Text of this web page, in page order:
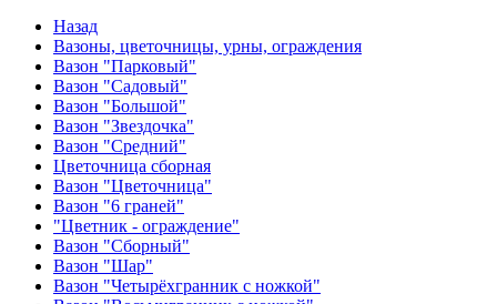
Назад
Вазоны, цветочницы, урны, ограждения
Вазон "Парковый"
Вазон "Садовый"
Вазон "Большой"
Вазон "Звездочка"
Вазон "Средний"
Цветочница сборная
Вазон "Цветочница"
Вазон "6 граней"
"Цветник - ограждение"
Вазон "Сборный"
Вазон "Шар"
Вазон "Четырёхгранник с ножкой"